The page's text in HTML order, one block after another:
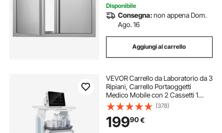
Disponibile
Consegna:non appena Dom.
Ago. 16
Aggiungi al carrello
VEVOR Carrello da Laboratorio da 3
Ripiani, Carrello Portaoggetti
Medico Mobile con 2 Cassetti 1
Vassoio, Carrello Servizio in
Materiale ABS, con 4 Ruote per
Laboratorio, Clinica, Ospedale,
Salone
(378)
19990€